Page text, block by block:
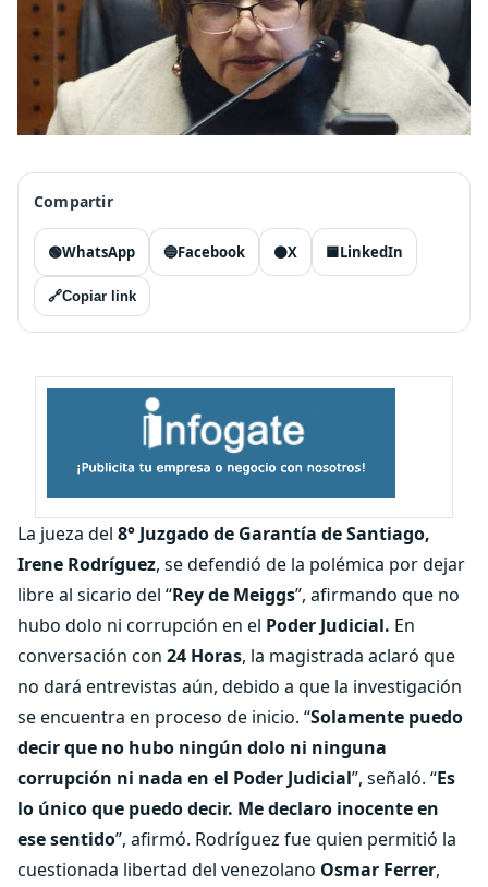
Compartir
🟢WhatsApp 🔵Facebook ⚫X 🟦LinkedIn
🔗Copiar link
La jueza del 8° Juzgado de Garantía de Santiago,
Irene Rodríguez, se defendió de la polémica por dejar
libre al sicario del “Rey de Meiggs”, afirmando que no
hubo dolo ni corrupción en el Poder Judicial. En
conversación con 24 Horas, la magistrada aclaró que
no dará entrevistas aún, debido a que la investigación
se encuentra en proceso de inicio. “Solamente puedo
decir que no hubo ningún dolo ni ninguna
corrupción ni nada en el Poder Judicial”, señaló. “Es
lo único que puedo decir. Me declaro inocente en
ese sentido”, afirmó. Rodríguez fue quien permitió la
cuestionada libertad del venezolano Osmar Ferrer,